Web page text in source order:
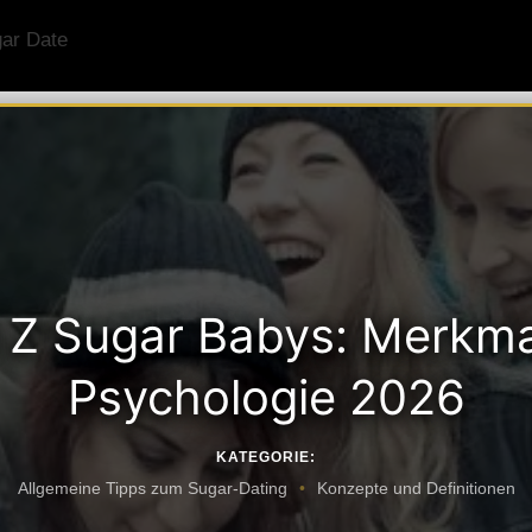
Sugar Babys:
Psychologie 2026
KATEGORIE:
Allgemeine Tipps zum Sugar-Dating Konzepte und Definitionen